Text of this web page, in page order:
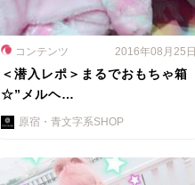
コンテンツ 2016年08月25日
＜潜入レポ＞まるでおもちゃ箱
☆”メルヘ…
原宿・青文字系SHOP